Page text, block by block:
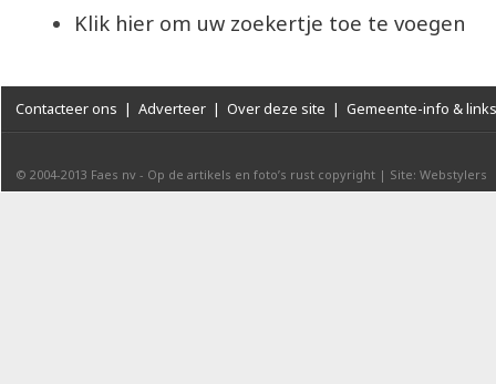
Klik hier om uw zoekertje toe te voegen
Contacteer ons | Adverteer | Over deze site | Gemeente-info & links
© 2004-2013 Faes nv - Op de artikels en foto’s rust copyright | Site: Webstylers